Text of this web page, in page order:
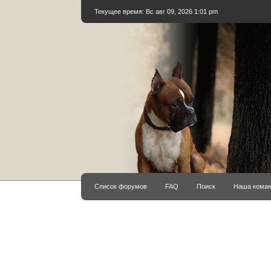
Текущее время: Вс авг 09, 2026 1:01 pm
Список форумов FAQ Поиск Наша